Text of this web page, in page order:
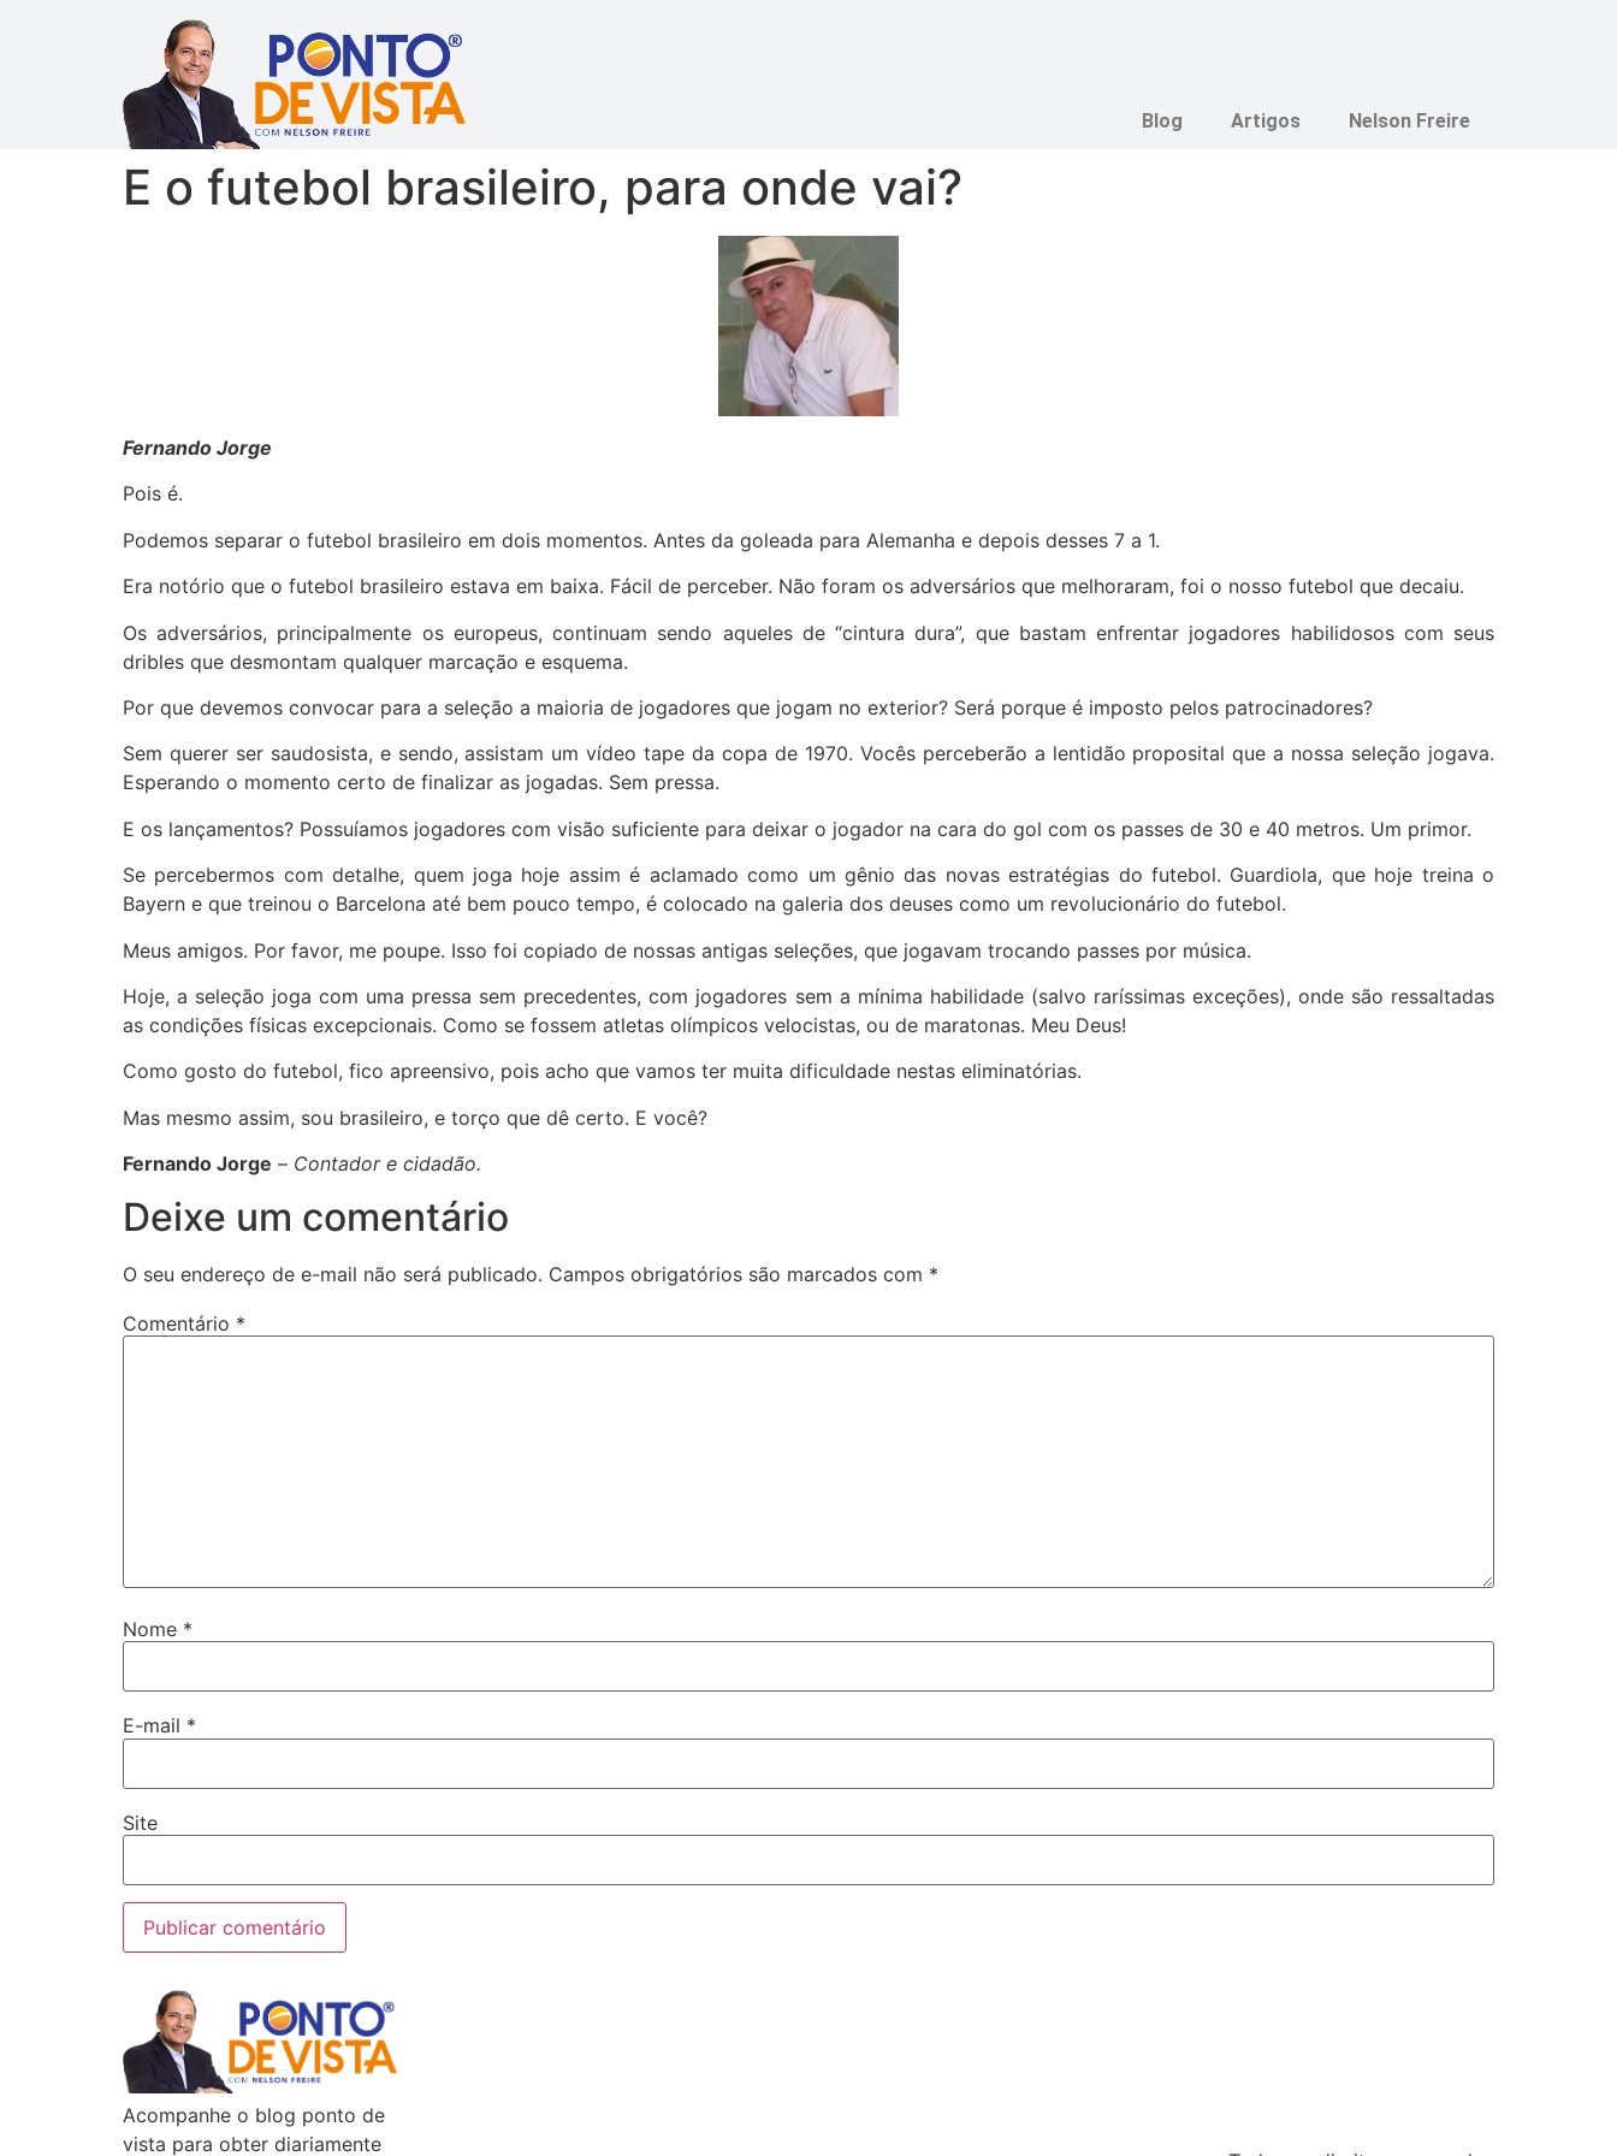
Blog Artigos Nelson Freire
E o futebol brasileiro, para onde vai?
Fernando Jorge
Pois é.
Podemos separar o futebol brasileiro em dois momentos. Antes da goleada para Alemanha e depois desses 7 a 1.
Era notório que o futebol brasileiro estava em baixa. Fácil de perceber. Não foram os adversários que melhoraram, foi o nosso futebol que decaiu.
Os adversários, principalmente os europeus, continuam sendo aqueles de “cintura dura”, que bastam enfrentar jogadores habilidosos com seus
dribles que desmontam qualquer marcação e esquema.
Por que devemos convocar para a seleção a maioria de jogadores que jogam no exterior? Será porque é imposto pelos patrocinadores?
Sem querer ser saudosista, e sendo, assistam um vídeo tape da copa de 1970. Vocês perceberão a lentidão proposital que a nossa seleção jogava.
Esperando o momento certo de finalizar as jogadas. Sem pressa.
E os lançamentos? Possuíamos jogadores com visão suficiente para deixar o jogador na cara do gol com os passes de 30 e 40 metros. Um primor.
Se percebermos com detalhe, quem joga hoje assim é aclamado como um gênio das novas estratégias do futebol. Guardiola, que hoje treina o
Bayern e que treinou o Barcelona até bem pouco tempo, é colocado na galeria dos deuses como um revolucionário do futebol.
Meus amigos. Por favor, me poupe. Isso foi copiado de nossas antigas seleções, que jogavam trocando passes por música.
Hoje, a seleção joga com uma pressa sem precedentes, com jogadores sem a mínima habilidade (salvo raríssimas exceções), onde são ressaltadas
as condições físicas excepcionais. Como se fossem atletas olímpicos velocistas, ou de maratonas. Meu Deus!
Como gosto do futebol, fico apreensivo, pois acho que vamos ter muita dificuldade nestas eliminatórias.
Mas mesmo assim, sou brasileiro, e torço que dê certo. E você?
Fernando Jorge – Contador e cidadão.
Deixe um comentário
O seu endereço de e-mail não será publicado. Campos obrigatórios são marcados com *
Comentário *
Nome *
E-mail *
Site
Acompanhe o blog ponto de
vista para obter diariamente